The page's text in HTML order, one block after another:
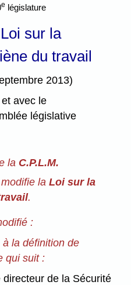
e législature
sur la
du travail
2013)
avec le
législative
la C.P.L.M.
la Loi sur la
.
:
la définition de
qui suit :
de la Sécurité